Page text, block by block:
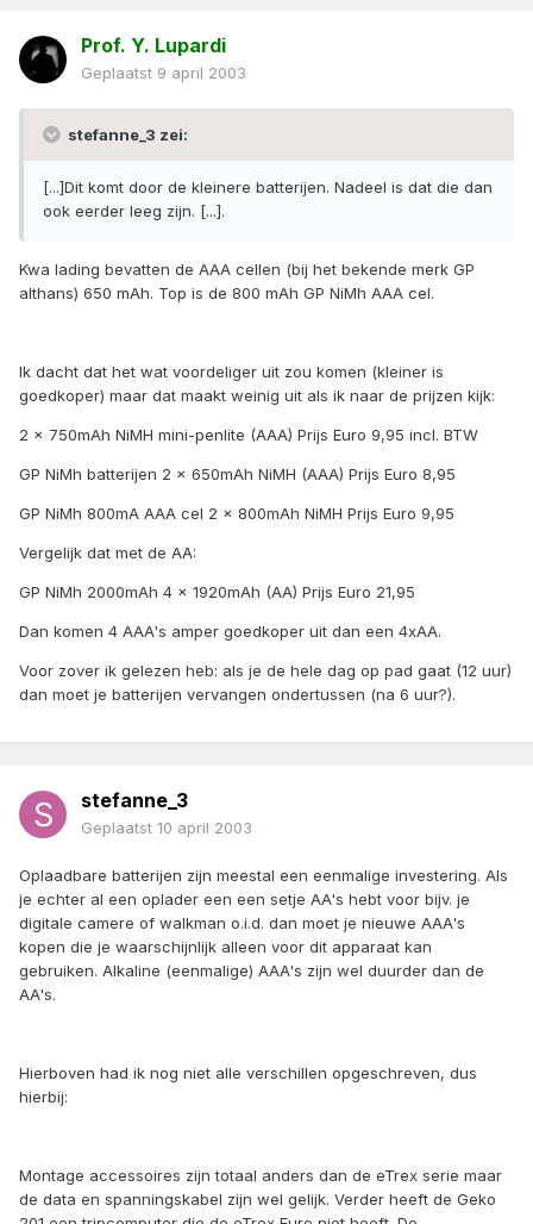
Prof. Y. Lupardi
Geplaatst 9 april 2003
stefanne_3 zei:
[...]Dit komt door de kleinere batterijen. Nadeel is dat die dan
ook eerder leeg zijn. [...].
Kwa lading bevatten de AAA cellen (bij het bekende merk GP
althans) 650 mAh. Top is de 800 mAh GP NiMh AAA cel.
Ik dacht dat het wat voordeliger uit zou komen (kleiner is
goedkoper) maar dat maakt weinig uit als ik naar de prijzen kijk:
2 x 750mAh NiMH mini-penlite (AAA) Prijs Euro 9,95 incl. BTW
GP NiMh batterijen 2 x 650mAh NiMH (AAA) Prijs Euro 8,95
GP NiMh 800mA AAA cel 2 x 800mAh NiMH Prijs Euro 9,95
Vergelijk dat met de AA:
GP NiMh 2000mAh 4 x 1920mAh (AA) Prijs Euro 21,95
Dan komen 4 AAA's amper goedkoper uit dan een 4xAA.
Voor zover ik gelezen heb: als je de hele dag op pad gaat (12 uur)
dan moet je batterijen vervangen ondertussen (na 6 uur?).
stefanne_3
Geplaatst 10 april 2003
Oplaadbare batterijen zijn meestal een eenmalige investering. Als
je echter al een oplader een een setje AA's hebt voor bijv. je
digitale camere of walkman o.i.d. dan moet je nieuwe AAA's
kopen die je waarschijnlijk alleen voor dit apparaat kan
gebruiken. Alkaline (eenmalige) AAA's zijn wel duurder dan de
AA's.
Hierboven had ik nog niet alle verschillen opgeschreven, dus
hierbij:
Montage accessoires zijn totaal anders dan de eTrex serie maar
de data en spanningskabel zijn wel gelijk. Verder heeft de Geko